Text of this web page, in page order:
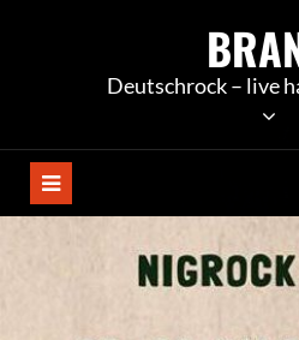
Deutschrock – live